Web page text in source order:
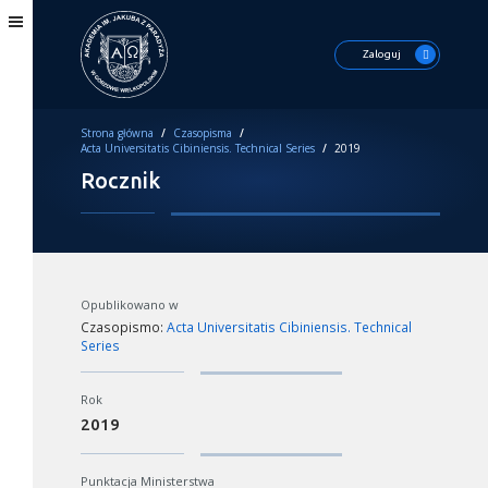
Zaloguj
Strona główna / Czasopisma /
Acta Universitatis Cibiniensis. Technical Series / 2019
Rocznik
Opublikowano w
Czasopismo: Acta Universitatis Cibiniensis. Technical
Series
Rok
2019
Punktacja Ministerstwa